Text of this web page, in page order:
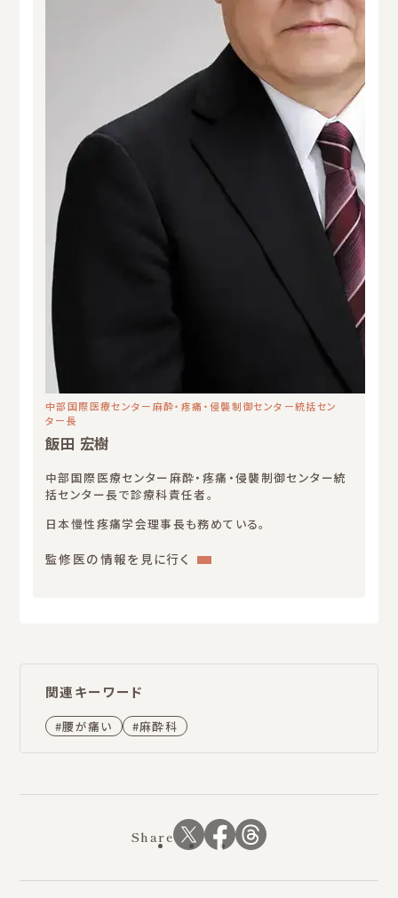
中部国際医療センター麻酔・疼痛・侵襲制御センター統括セン
ター長
飯田 宏樹
中部国際医療センター麻酔・疼痛・侵襲制御センター統
括センター長で診療科責任者。
日本慢性疼痛学会理事長も務めている。
監修医の情報を見に行く
:
関連キーワード
腰が痛い 麻酔科
Share